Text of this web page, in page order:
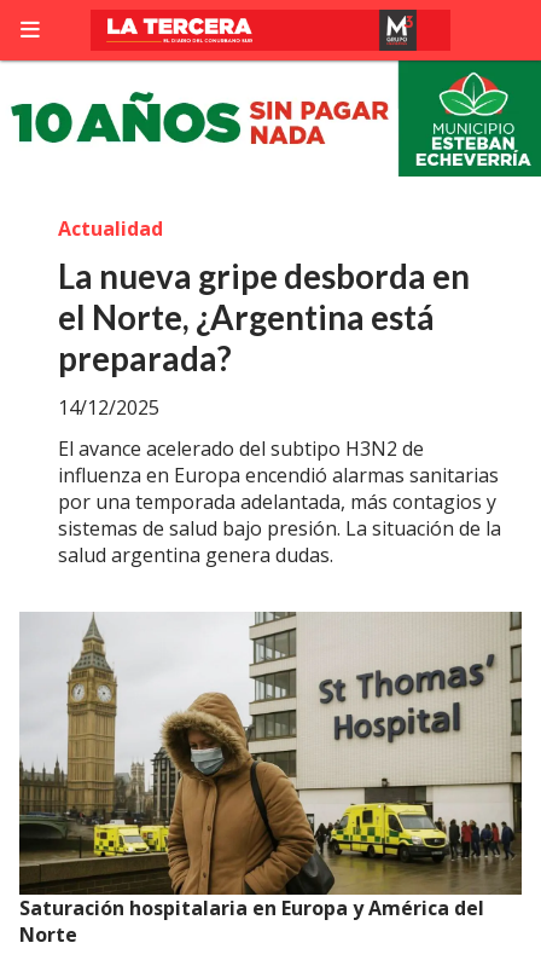
La nueva gripe desborda en
el Norte, ¿Argentina está
preparada?
El avance acelerado del subtipo H3N2 de
influenza en Europa encendió alarmas sanitarias
por una temporada adelantada, más contagios y
sistemas de salud bajo presión. La situación de la
salud argentina genera dudas.
Actualidad
14/12/2025
Saturación hospitalaria en Europa y América del
Norte